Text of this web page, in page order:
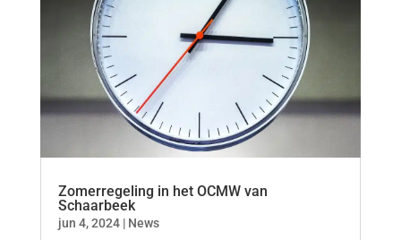
Zomerregeling in het OCMW van
Schaarbeek
jun 4, 2024| News